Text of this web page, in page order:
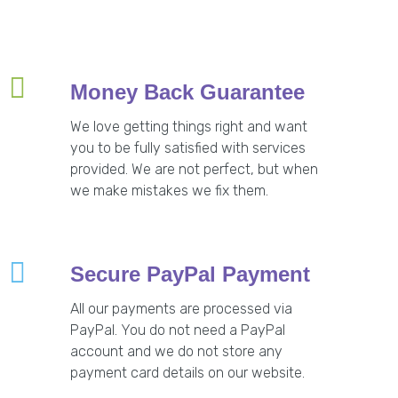
Money Back Guarantee
We love getting things right and want
you to be fully satisfied with services
provided. We are not perfect, but when
we make mistakes we fix them.
Secure PayPal Payment
All our payments are processed via
PayPal. You do not need a PayPal
account and we do not store any
payment card details on our website.